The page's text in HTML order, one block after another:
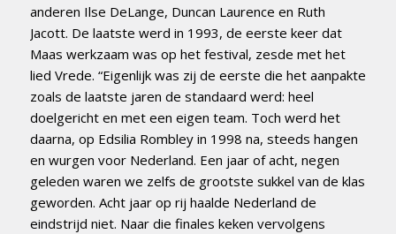
anderen Ilse DeLange, Duncan Laurence en Ruth
Jacott. De laatste werd in 1993, de eerste keer dat
Maas werkzaam was op het festival, zesde met het
lied Vrede. “Eigenlijk was zij de eerste die het aanpakte
zoals de laatste jaren de standaard werd: heel
doelgericht en met een eigen team. Toch werd het
daarna, op Edsilia Rombley in 1998 na, steeds hangen
en wurgen voor Nederland. Een jaar of acht, negen
geleden waren we zelfs de grootste sukkel van de klas
geworden. Acht jaar op rij haalde Nederland de
eindstrijd niet. Naar die finales keken vervolgens